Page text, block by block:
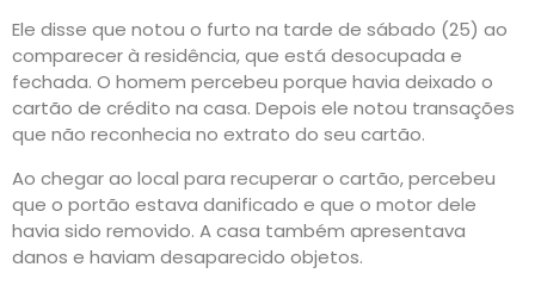
Ele disse que notou o furto na tarde de sábado (25) ao
comparecer à residência, que está desocupada e
fechada. O homem percebeu porque havia deixado o
cartão de crédito na casa. Depois ele notou transações
que não reconhecia no extrato do seu cartão.
Ao chegar ao local para recuperar o cartão, percebeu
que o portão estava danificado e que o motor dele
havia sido removido. A casa também apresentava
danos e haviam desaparecido objetos.